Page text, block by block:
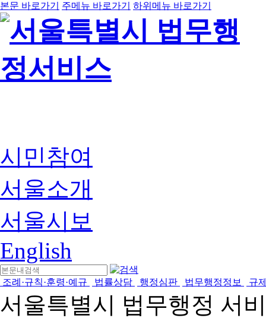
본문 바로가기 주메뉴 바로가기 하위메뉴 바로가기
시민참여
서울소개
서울시보
English
조례·규칙·훈령·예규 법률상담 행정심판 법무행정정보 규
서울특별시 법무행정 서